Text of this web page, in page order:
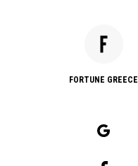
FORTUNE GREECE